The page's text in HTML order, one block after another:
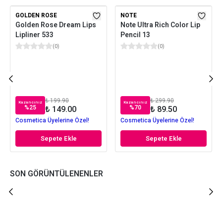
GOLDEN ROSE
Golden Rose Dream Lips
Lipliner 533
(0)
Kazancınız
%25
₺ 199.90
₺ 149.00
Cosmetica Üyelerine Özel!
Sepete Ekle
NOTE
Note Ultra Rich Color Lip
Pencil 13
(0)
Kazancınız
%70
₺ 299.90
₺ 89.50
Cosmetica Üyelerine Özel!
Sepete Ekle
SON GÖRÜNTÜLENENLER